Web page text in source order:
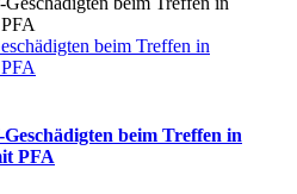
beim Treffen in
beim Treffen in
PFA